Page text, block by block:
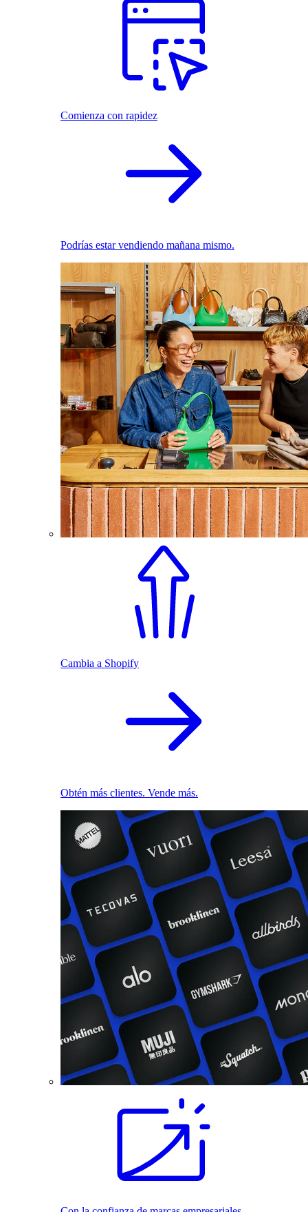
Comienza con rapidez
Podrías estar vendiendo mañana mismo.
Cambia a Shopify
Obtén más clientes. Vende más.